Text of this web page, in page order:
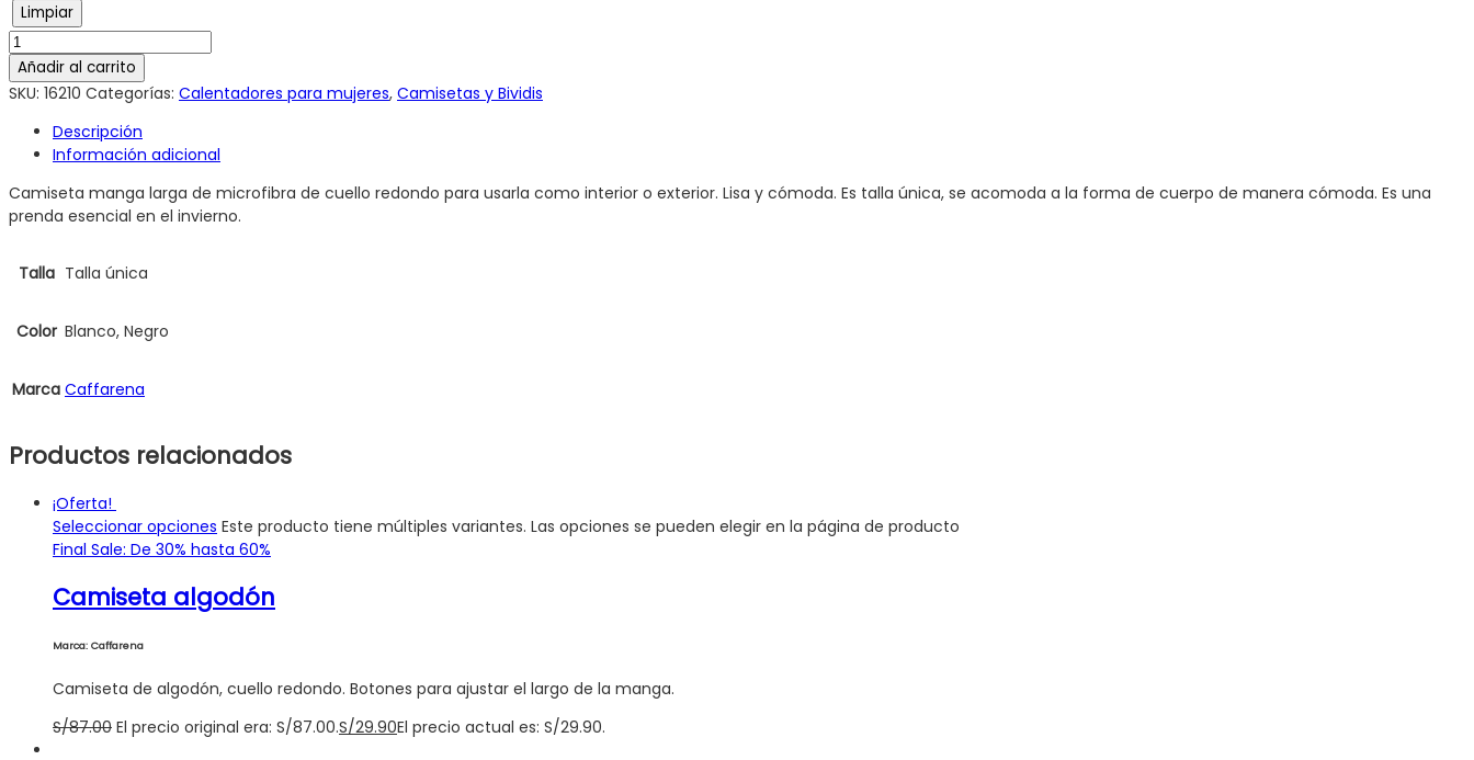
Limpiar
Añadir al carrito
SKU: 16210 Categorías: Calentadores para mujeres, Camisetas y Bividis
Descripción
Información adicional
Camiseta manga larga de microfibra de cuello redondo para usarla como interior o exterior. Lisa y cómoda. Es talla única, se acomoda a la forma de cuerpo de manera cómoda. Es una
prenda esencial en el invierno.
Talla Talla única
Color Blanco, Negro
Marca Caffarena
Productos relacionados
¡Oferta!
Seleccionar opciones Este producto tiene múltiples variantes. Las opciones se pueden elegir en la página de producto
Final Sale: De 30% hasta 60%
Camiseta algodón
Marca: Caffarena
Camiseta de algodón, cuello redondo. Botones para ajustar el largo de la manga.
S/87.00 El precio original era: S/87.00.S/29.90El precio actual es: S/29.90.